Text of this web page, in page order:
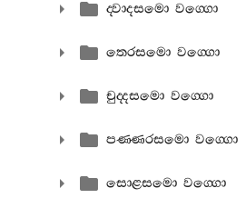
ද‍්වාදසමො වග‍්ගො
තෙරසමො වග‍්ගො
චුද‍්දසමො වග‍්ගො
පණ‍්ණරසමො වග‍්ගො
සොළසමො වග‍්ගො